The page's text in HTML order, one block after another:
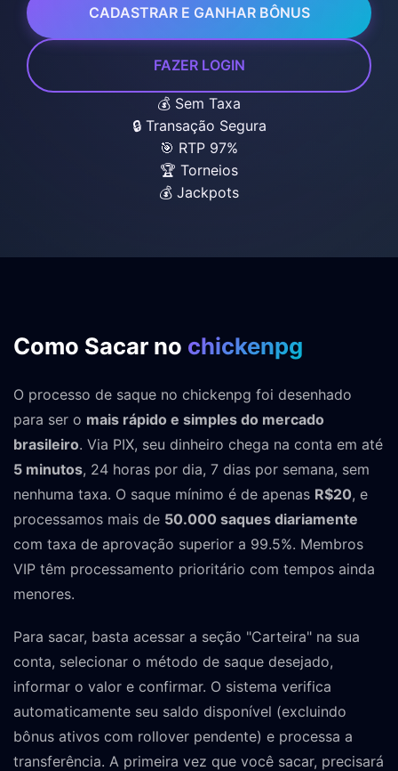
CADASTRAR E GANHAR BÔNUS
FAZER LOGIN
💰 Sem Taxa
🔒 Transação Segura
🎯 RTP 97%
🏆 Torneios
💰 Jackpots
Como Sacar no chickenpg
O processo de saque no chickenpg foi desenhado
para ser o mais rápido e simples do mercado
brasileiro. Via PIX, seu dinheiro chega na conta em até
5 minutos, 24 horas por dia, 7 dias por semana, sem
nenhuma taxa. O saque mínimo é de apenas R$20, e
processamos mais de 50.000 saques diariamente
com taxa de aprovação superior a 99.5%. Membros
VIP têm processamento prioritário com tempos ainda
menores.
Para sacar, basta acessar a seção "Carteira" na sua
conta, selecionar o método de saque desejado,
informar o valor e confirmar. O sistema verifica
automaticamente seu saldo disponível (excluindo
bônus ativos com rollover pendente) e processa a
transferência. A primeira vez que você sacar, precisará